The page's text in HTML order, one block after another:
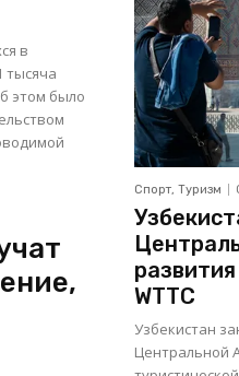
в
тысяча
Спорт, Туризм
WTTC
Узбекистан
Центральной